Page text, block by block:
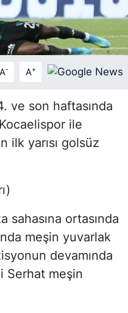
A- A+
ve son haftasında
ile
ilk yarısı golsüz
sahasına ortasında
meşin yuvarlak
devamında
Serhat meşin